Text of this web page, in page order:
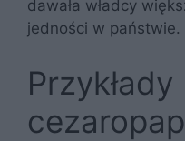
dawała władcy
jedności w państwie.
Przykłady